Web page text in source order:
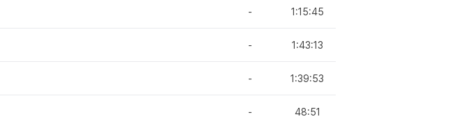
- 1:15:45
- 1:43:13
- 1:39:53
- 48:51